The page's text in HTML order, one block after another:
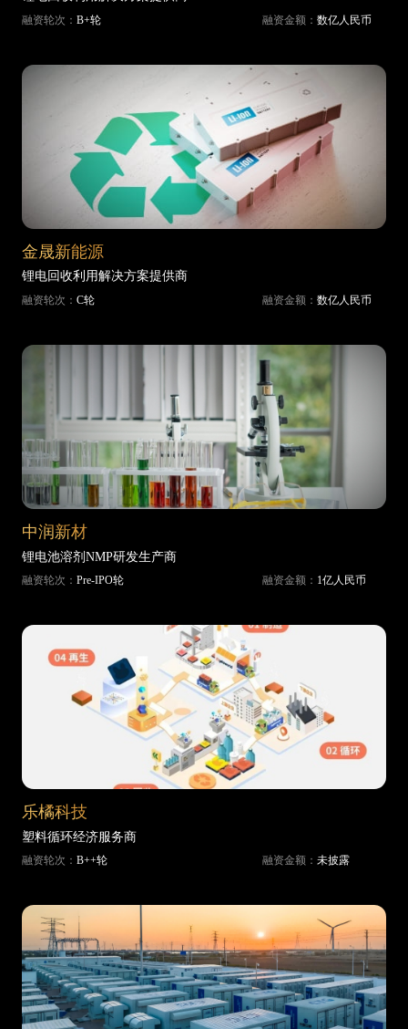
融资轮次： B+轮 融资金额： 数亿人民币
金晟新能源
锂电回收利用解决方案提供商
融资轮次： C轮 融资金额： 数亿人民币
中润新材
锂电池溶剂NMP研发生产商
融资轮次： Pre-IPO轮 融资金额： 1亿人民币
乐橘科技
塑料循环经济服务商
融资轮次： B++轮 融资金额： 未披露